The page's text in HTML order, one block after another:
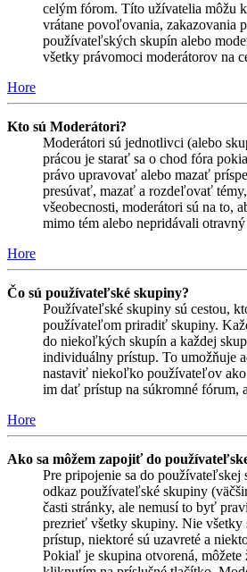
celým fórom. Títo užívatelia môžu
vrátane povoľovania, zakazovania
používateľských skupín alebo
všetky právomoci moderátorov na
Hore
Kto sú Moderátori?
Moderátori sú jednotlivci (alebo
prácou je starať sa o chod fóra
právo upravovať alebo mazať
presúvať, mazať a rozdeľovať
všeobecnosti, moderátori sú na to,
mimo tém alebo nepridávali
Hore
Čo sú používateľské skupiny?
Používateľské skupiny sú cestou,
používateľom priradiť skupiny.
do niekoľkých skupín a každej
individuálny prístup. To umožňuje
nastaviť niekoľko používateľov ako
im dať prístup na súkromné fórum,
Hore
Ako sa môžem zapojiť do
Pre pripojenie sa do
odkaz používateľské skupiny
časti stránky, ale nemusí to byť
prezrieť všetky skupiny. Nie
prístup, niektoré sú uzavreté a
Pokiaľ je skupina otvorená, môžete